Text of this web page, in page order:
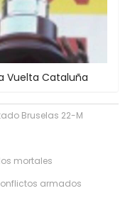
Vuelta Cataluña
Bruselas 22-M
mortales
armados